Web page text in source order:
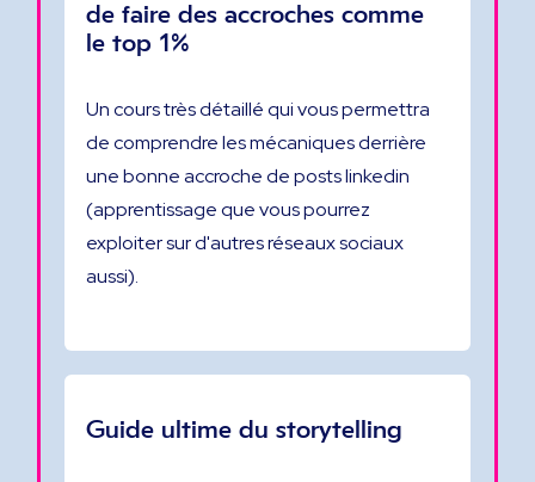
de faire des accroches comme
le top 1%
Un cours très détaillé qui vous permettra
de comprendre les mécaniques derrière
une bonne accroche de posts linkedin
(apprentissage que vous pourrez
exploiter sur d'autres réseaux sociaux
aussi).
Guide ultime du storytelling